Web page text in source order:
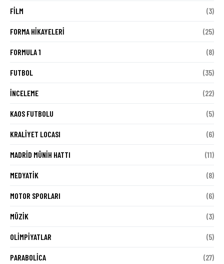
FILM (3)
FORMA HIKAYELERI (25)
FORMULA 1 (8)
FUTBOL (35)
İNCELEME (22)
KAOS FUTBOLU (5)
KRALIYET LOCASI (6)
MADRID MÜNIH HATTI (11)
MEDYATIK (8)
MOTOR SPORLARI (6)
MÜZIK (3)
OLIMPIYATLAR (5)
PARABOLICA (27)